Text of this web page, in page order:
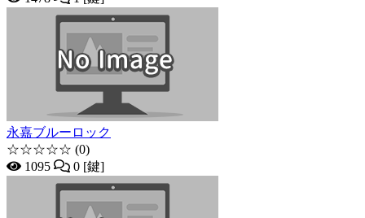
永嘉ブルーロック
☆☆☆☆☆ (0)
1095
0 [鍵]